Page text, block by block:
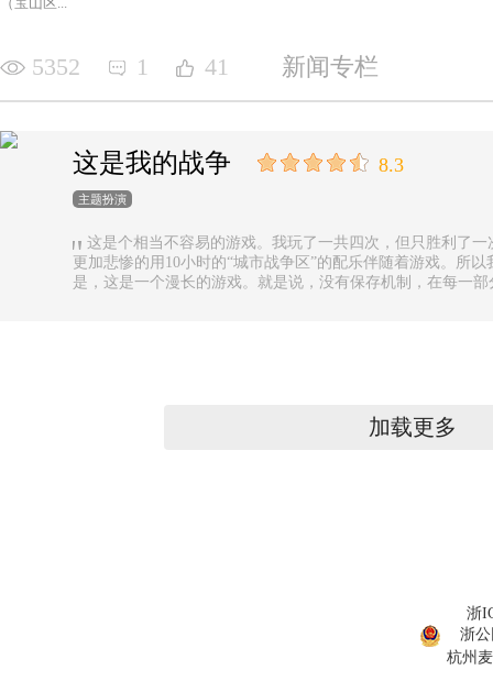
5352 1 41 新闻专栏
这是我的战争 8.3
主题扮演
这是个相当不容易的游戏。我玩了一共四次，但只胜利了
更加悲惨的用10小时的“城市战争区”的配乐伴随着游戏。所
是，这是一个漫长的游戏。就是说，没有保存机制，在每一
加载更多
浙
浙公
杭州